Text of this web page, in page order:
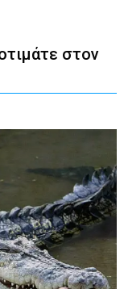
στον